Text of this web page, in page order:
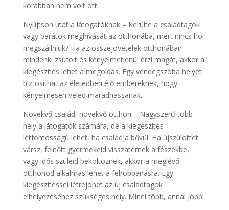
korábban nem volt ott.
Nyújtson utat a látogatóknak – Kerülte a családtagok
vagy barátok meghívását az otthonába, mert nincs hol
megszállniuk? Ha az összejövetelek otthonában
mindenki zsúfolt és kényelmetlenül érzi magát, akkor a
kiegészítés lehet a megoldás. Egy vendégszoba helyet
biztosíthat az életedben élő embereknek, hogy
kényelmesen veled maradhassanak.
Növekvő család, növekvő otthon – Nagyszerű több
hely a látogatók számára, de a kiegészítés
létfontosságú lehet, ha családja bővül. Ha újszülöttet
vársz, felnőtt gyermekeid visszatérnek a fészekbe,
vagy idős szüleid beköltöznek, akkor a meglévő
otthonod alkalmas lehet a felrobbanásra. Egy
kiegészítéssel létrejöhet az új családtagok
elhelyezéséhez szükséges hely. Minél több, annál jobb!